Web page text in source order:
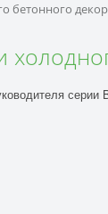
бетонного